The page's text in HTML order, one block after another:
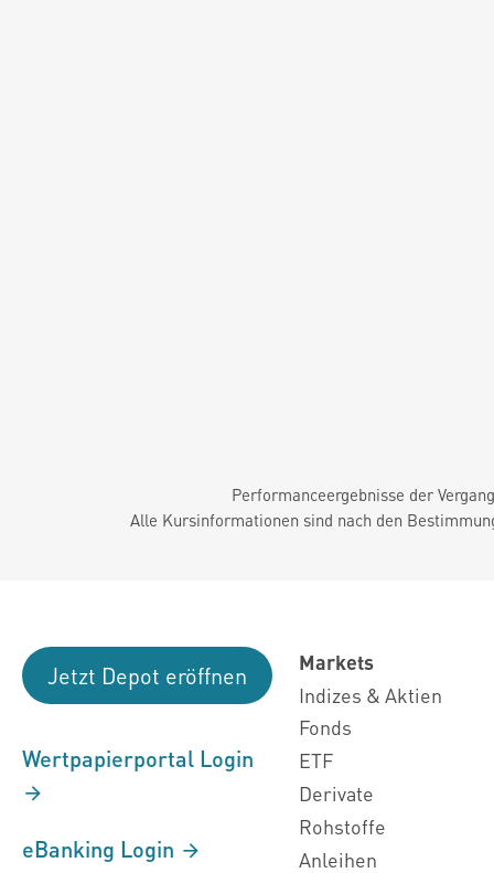
Performanceergebnisse der
Alle Kursinformationen sind nach den
Jetzt Depot eröffnen
Wertpapierportal Login
eBanking Login
Markets
Indizes & Aktien
Fonds
ETF
Derivate
Rohstoffe
Anleihen